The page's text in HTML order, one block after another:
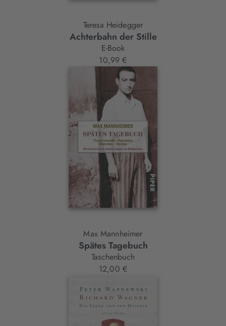
Teresa Heidegger
Achterbahn der Stille
E-Book
10,99 €
Max Mannheimer
Spätes Tagebuch
Taschenbuch
12,00 €